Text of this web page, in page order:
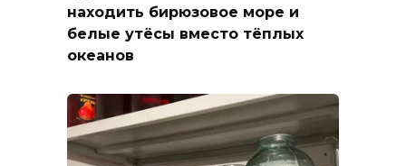
находить бирюзовое море и
белые утёсы вместо тёплых
океанов